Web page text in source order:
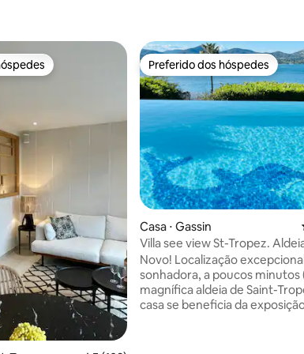
preferidos dos hóspedes Preferido dos hóspedes
Preferido dos hóspedes
Casa ⋅ Gassin
Villa see view St-Tropez.
perto
Novo! Localização
sonhadora, a poucos minutos
magnífica aldeia de Saint-
casa se beneficia da